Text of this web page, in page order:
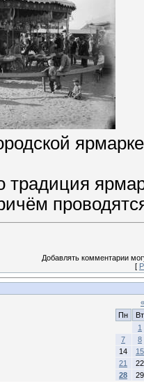
традиция
Добавлять комментарии
[
«
Пн
Вт
1
7
8
14
15
21
22
28
29